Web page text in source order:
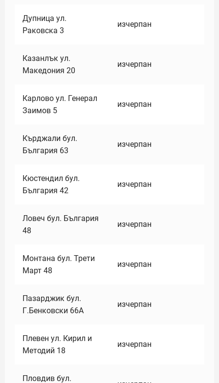
Дупница ул.
Раковска 3
изчерпан
Казанлък ул.
Македония 20
изчерпан
Карлово ул. Генерал
Заимов 5
изчерпан
Кърджали бул.
България 63
изчерпан
Кюстендил бул.
България 42
изчерпан
Ловеч бул. България
48
изчерпан
Монтана бул. Трети
Март 48
изчерпан
Пазарджик бул.
Г.Бенковски 66А
изчерпан
Плевен ул. Кирил и
Методий 18
изчерпан
Пловдив бул.